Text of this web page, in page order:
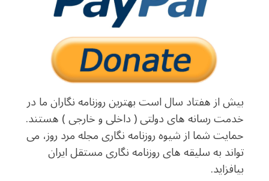
بیش از هفتاد سال است بهترین روزنامه نگاران ما در
خدمت رسانه های دولتی ( داخلی و خارجی ) هستند.
حمایت شما از شیوه روزنامه نگاری مجله مرد روز، می
تواند به سلیقه های روزنامه نگاری مستقل ایران
بیافزاید.